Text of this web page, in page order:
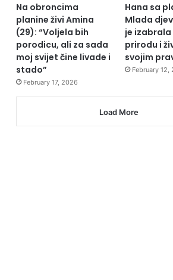
Na obroncima
planine živi Amina
(29): “Voljela bih
porodicu, ali za sada
moj svijet čine livade i
stado”
February 17, 2026
Hana sa
Mlada
je
prirodu i
svojim
February 12,
Load More